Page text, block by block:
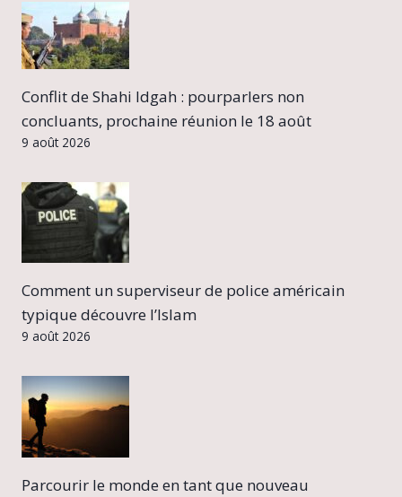
Conflit de Shahi Idgah : pourparlers non
concluants, prochaine réunion le 18 août
9 août 2026
Comment un superviseur de police américain
typique découvre l’Islam
9 août 2026
Parcourir le monde en tant que nouveau